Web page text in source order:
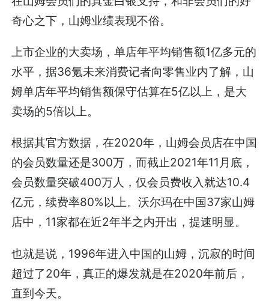
奇心之下，山姆业绩表现不俗。
上市企业的大卖场，单店年平均销售额1亿多元的
水平，据36氪未来消费记者向零售业内了解，山
姆单店年平均销售额保守估算在5亿以上，是大
卖场的5倍以上。
根据其官方数据，在2020年，山姆会员店在中国
的会员数量还是300万，而截止2021年11月底，
会员数量突破400万人，仅会员费收入就达10.4
亿元，续费率80%以上。沃尔玛在中国37家山姆
店中，11家都在近2年半之内开出，提速明显。
也就是说，1996年进入中国的山姆，沉寂的时间
超过了20年，真正的爆发就是在2020年前后，
直到今天。